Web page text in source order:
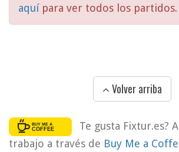
aquí para ver todos los partidos.
Volver arriba
Te gusta Fixtur.es?
trabajo a través de Buy Me a